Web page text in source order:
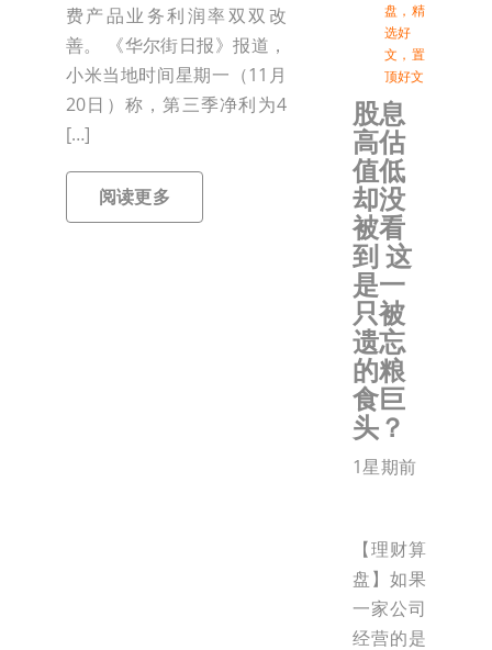
费产品业务利润率双双改
善。 《华尔街日报》报道，
小米当地时间星期一（11月
20日）称，第三季净利为4
[…]
阅读更多
盘 ， 精
选好
文 ， 置
顶好文
股息
高估
值低
却没
被看
到 这
是一
只被
遗忘
的粮
食巨
头？
1星期前
【理财算
盘】如果
一家公司
经营的是